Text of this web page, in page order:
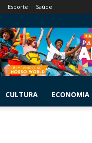
Esporte Saúde
CULTURA ECONOMIA